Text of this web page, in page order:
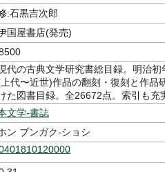
:石黒吉次郎
国屋書店(発売)
代の古典文学研究書総目録。明治
代〜近世)作品の翻刻・復刻と作品
た図書目録。全26672点。索引も充
文学-書誌
ン ブンガク-ショシ